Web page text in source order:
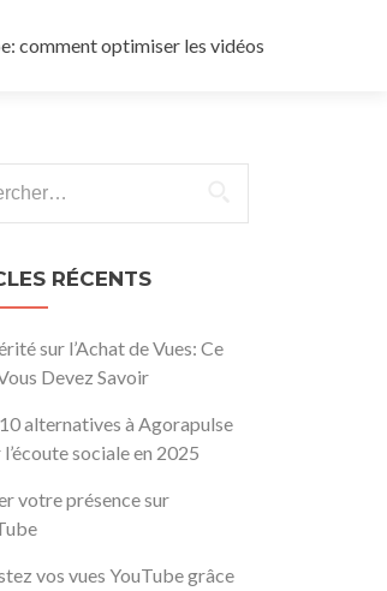
comment optimiser les vidéos
RÉCENTS
sur l’Achat de Vues: Ce
Devez Savoir
alternatives à Agorapulse
sociale en 2025
votre présence sur
vos vues YouTube grâce